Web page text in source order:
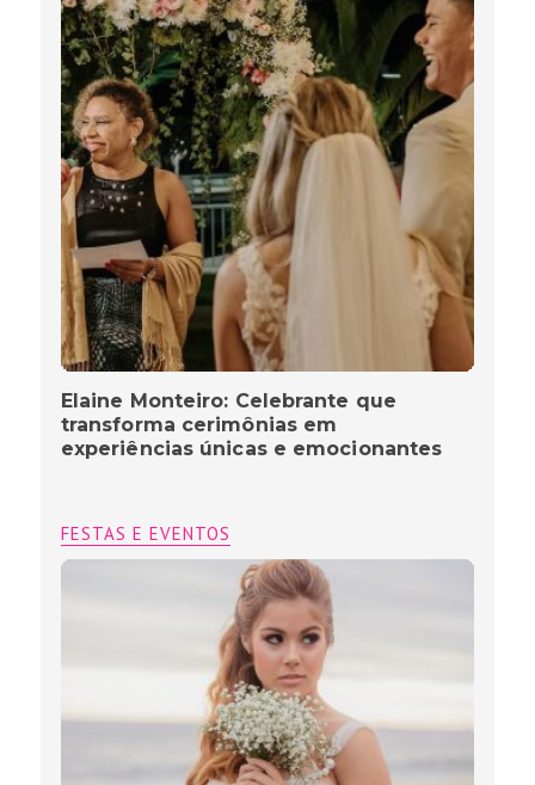
Elaine Monteiro: Celebrante que
transforma cerimônias em
experiências únicas e emocionantes
FESTAS E EVENTOS